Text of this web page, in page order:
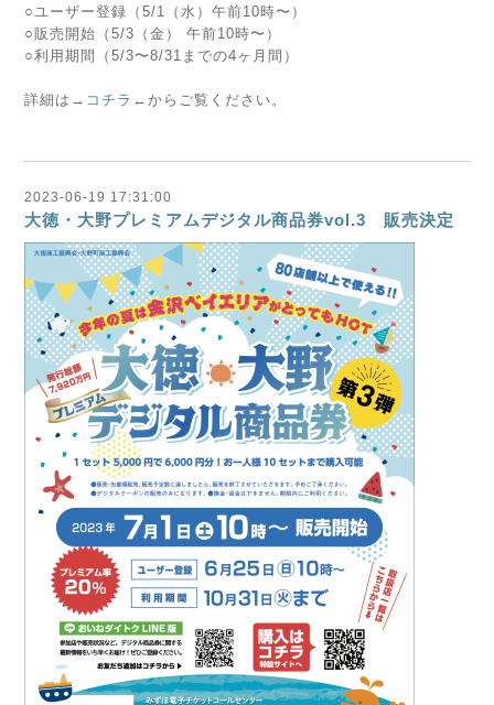
○ユーザー登録（5/1（水）午前10時〜）
○販売開始（5/3（金） 午前10時〜）
○利用期間（5/3〜8/31までの4ヶ月間）
詳細は→ コチラ ←からご覧ください。
2023-06-19 17:31:00
大徳・大野プレミアムデジタル商品券vol.3 販売決定